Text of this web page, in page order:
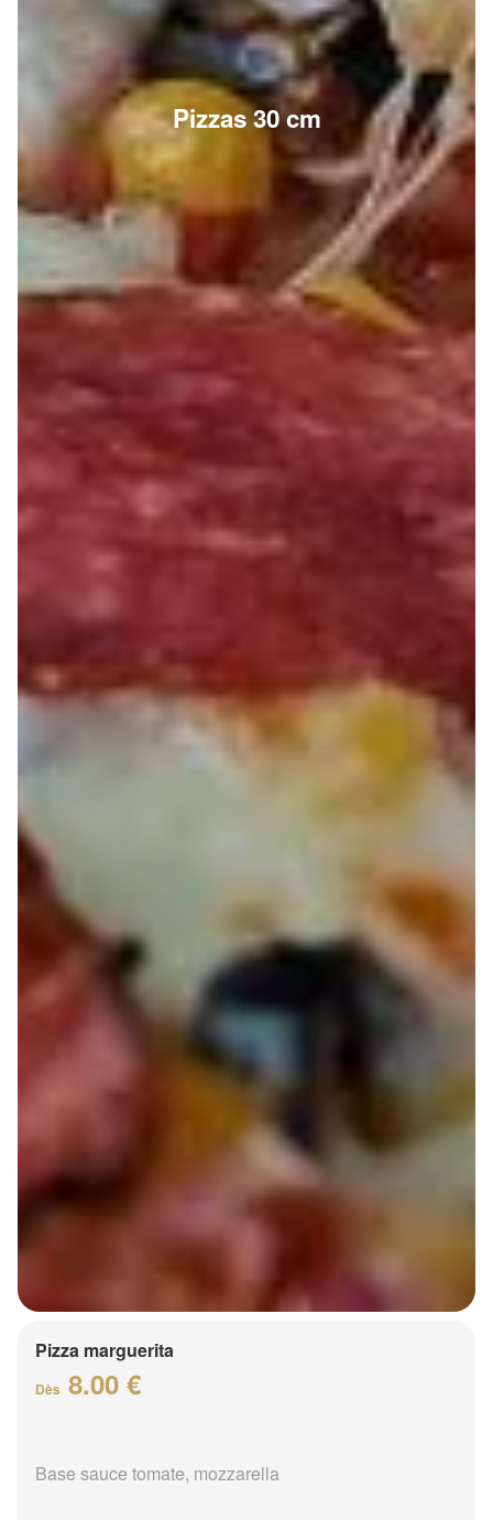
Pizzas 30 cm
Pizza marguerita
Dès 8.00 €
Base sauce tomate, mozzarella